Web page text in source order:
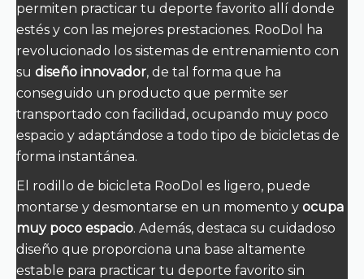
permiten practicar tu deporte favorito allí donde
estés y con las mejores prestaciones. RooDol ha
revolucionado los sistemas de entrenamiento con
su diseño innovador, de tal forma que ha
conseguido un producto que permite ser
transportado con facilidad, ocupando muy poco
espacio y adaptándose a todo tipo de bicicletas de
forma instantánea.
El rodillo de bicicleta RooDol es ligero, puede
montarse y desmontarse en un momento y ocupa
muy poco espacio. Además, destaca su cuidadoso
diseño que proporciona una base altamente
estable para practicar tu deporte favorito sin